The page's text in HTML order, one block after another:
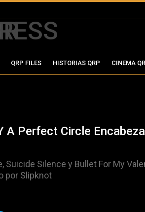
QRP FILES HISTORIAS QRP CINEMA
A Perfect Circle
Suicide Silence y Bullet For My
por Slipknot